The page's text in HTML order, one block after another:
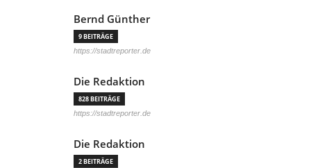
Bernd Günther
9 BEITRÄGE
https://stadtreporter.de
Die Redaktion
828 BEITRÄGE
https://stadtreporter.de
Die Redaktion
2 BEITRÄGE